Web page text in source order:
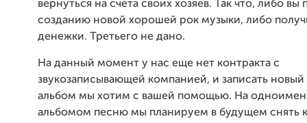
вернуться на счета своих хозяев. Так что, либо
созданию новой хорошей рок музыки, либо
денежки. Третьего не дано.
На данный момент у нас еще нет контракта с
звукозаписывающей компанией, и записать
альбом мы хотим с вашей помощью. На
альбомом песню мы планируем в будущем снять